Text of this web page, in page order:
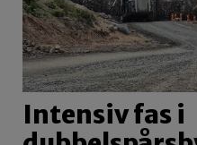
Intensiv fas i